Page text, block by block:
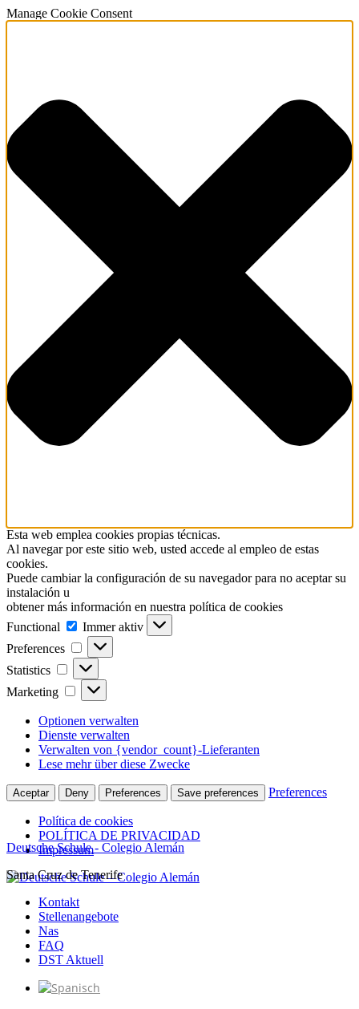
Manage Cookie Consent
Esta web emplea cookies propias técnicas.
Al navegar por este sitio web, usted accede al empleo de estas
cookies.
Puede cambiar la configuración de su navegador para no aceptar su
instalación u
obtener más información en nuestra política de cookies
Functional
Functional
Immer aktiv
Preferences
Preferences
Statistics Statistics
Marketing Marketing
Optionen verwalten
Dienste verwalten
Verwalten von {vendor_count}-Lieferanten
Lese mehr über diese Zwecke
Aceptar Deny Preferences Save preferences Preferences
Política de cookies
POLÍTICA DE PRIVACIDAD
Impressum
Zum
springen
Deutsche Schule - Colegio Alemán
Santa Cruz de Tenerife
Kontakt
Stellenangebote
Nas
FAQ
DST Aktuell